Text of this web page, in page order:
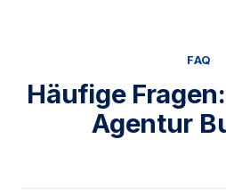
FAQ
Häufige
Agentur